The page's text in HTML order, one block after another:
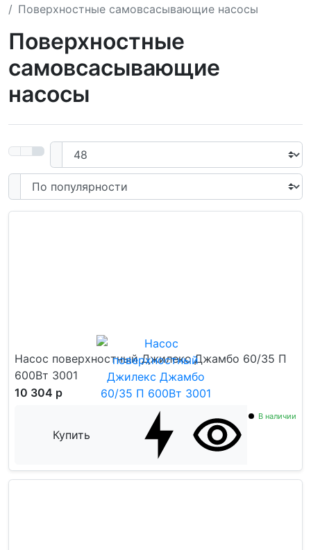
Поверхностные самовсасывающие насосы
Поверхностные
самовсасывающие
насосы
Насос поверхностный Джилекс Джамбо 60/35 П
600Вт 3001
10 304 р
Купить
В наличии